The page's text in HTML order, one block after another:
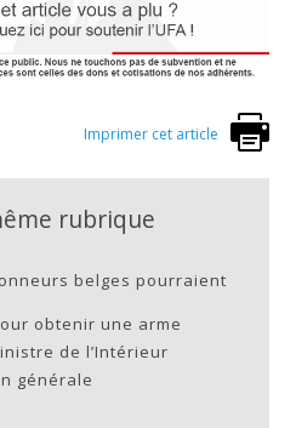
Imprimer cet article
rubrique
belges pourraient
obtenir une arme
de l’Intérieur
générale